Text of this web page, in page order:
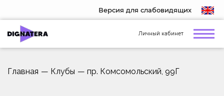
Версия для слабовидящих
Личный кабинет
Главная — Клубы — пр. Комсомольский, 99Г